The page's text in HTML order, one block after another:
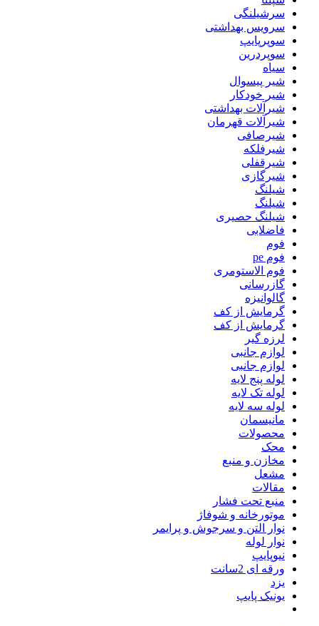
سرشیلنگی
سرویس بهداشتی
سوپرپایپ
سوپردرین
سیاه
شیر پیسوال
شیر خودکار
شیرآلات بهداشتی
شیرآلات قهرمان
شیرصافی
شیرفلکه
شیرقفلی
شیرگازی
شیلنگ
شیلنگ
شیلنگ حصیری
فاضلابی
فوم
فوم pe
فوم الاستومری
گازرسانی
گالوانیزه
گرمایش از کف
گرمایش از کف
لرزه گیر
لوازم جانبی
لوازم جانبی
لوله پنج لایه
لوله تک لایه
لوله سه لایه
مانیسمان
محصولات
محک
مخازن و منبع
مشعل
مقالات
منبع تحت فشار
موتورخانه و شوفاژ
نوار التن و سرجوش و پرایمر
نوار لوله
نیوپایپ
ورقه ای 2سانت
یزد
یونیک پایپ